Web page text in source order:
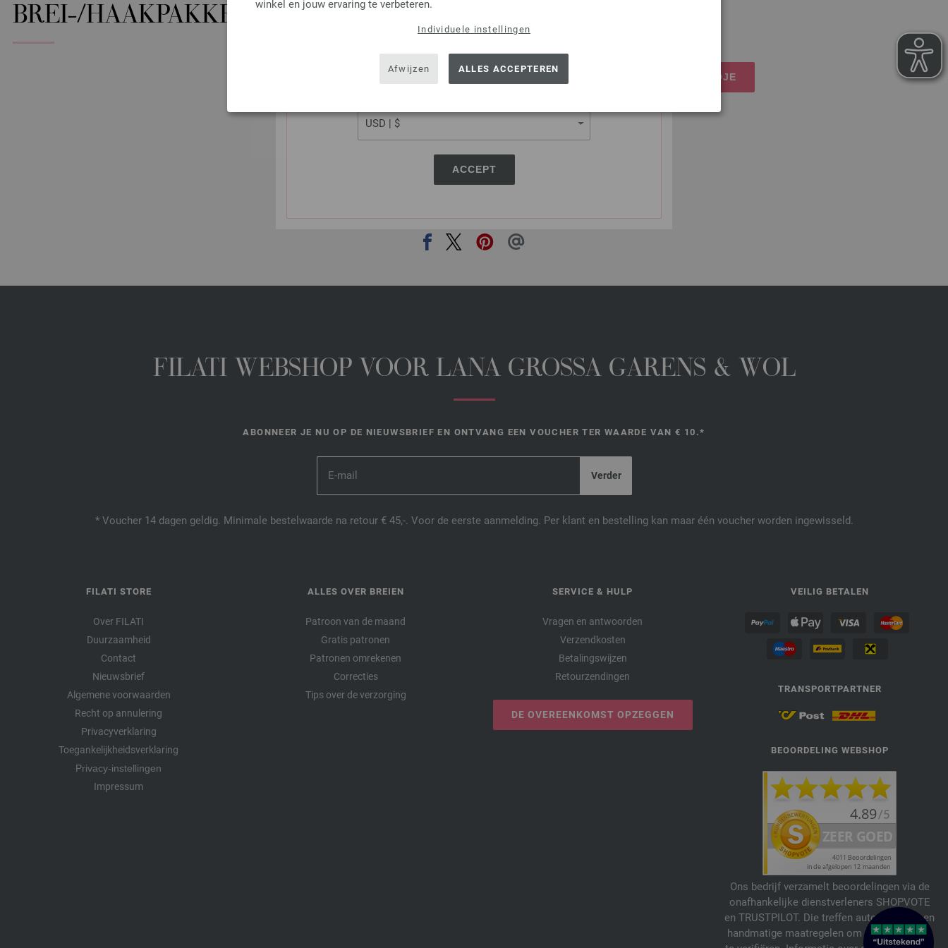
SHIPPING TO
USA - The United States of America
ACCEPT
winkel en jouw ervaring te verbeteren.
Individuele instellingen
Afwijzen ALLES ACCEPTEREN
BREI-/HAAKPAKKET
3,19 $
AANTAL
IN MIJN WINKELMANDJE
Op mijn boodschappenlijstje
FILATI WEBSHOP VOOR LANA GROSSA GARENS & WOL
ABONNEER JE NU OP DE NIEUWSBRIEF EN ONTVANG EEN VOUCHER TER WAARDE VAN € 10.*
* Voucher 14 dagen geldig. Minimale bestelwaarde na retour € 45,-. Voor de eerste aanmelding. Per klant en bestelling kan maar één voucher worden ingewisseld.
FILATI STORE
Over FILATI
Duurzaamheid
Contact
Nieuwsbrief
Algemene voorwaarden
Recht op annulering
Privacyverklaring
Toegankelijkheidsverklaring
Privacy-instellingen
Impressum
ALLES OVER BREIEN
Patroon van de maand
Gratis patronen
Patronen omrekenen
Correcties
Tips over de verzorging
SERVICE & HULP
Vragen en antwoorden
Verzendkosten
Betalingswijzen
Retourzendingen
DE OVEREENKOMST OPZEGGEN
VEILIG BETALEN
TRANSPORTPARTNER
BEOORDELING WEBSHOP
Ons bedrijf verzamelt beoordelingen via de
onafhankelijke dienstverleners SHOPVOTE
en TRUSTPILOT. Die treffen automatische en
handmatige maatregelen om beoordelingen